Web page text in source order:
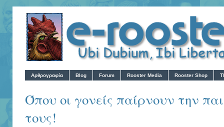
Αρθρογραφία Blog Forum Rooster Media Rooster Shop
Όπου οι γονείς παίρνουν την
τους!